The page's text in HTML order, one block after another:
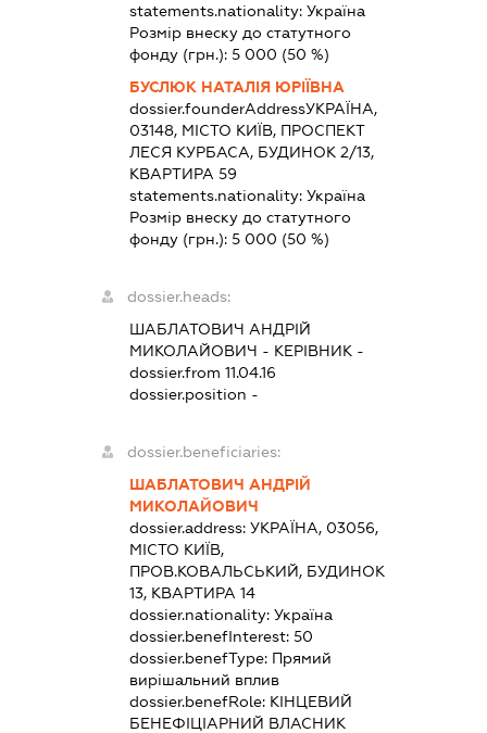
statements.nationality: Україна
Розмір внеску до статутного
фонду (грн.): 5 000 (50 %)
БУСЛЮК НАТАЛІЯ ЮРІЇВНА
dossier.founderAddressУКРАЇНА,
03148, МІСТО КИЇВ, ПРОСПЕКТ
ЛЕСЯ КУРБАСА, БУДИНОК 2/13,
КВАРТИРА 59
statements.nationality: Україна
Розмір внеску до статутного
фонду (грн.): 5 000 (50 %)
dossier.heads:
ШАБЛАТОВИЧ АНДРІЙ
МИКОЛАЙОВИЧ - КЕРІВНИК -
dossier.from 11.04.16
dossier.position -
dossier.beneficiaries:
ШАБЛАТОВИЧ АНДРІЙ
МИКОЛАЙОВИЧ
dossier.address: УКРАЇНА, 03056,
МІСТО КИЇВ,
ПРОВ.КОВАЛЬСЬКИЙ, БУДИНОК
13, КВАРТИРА 14
dossier.nationality: Україна
dossier.benefInterest: 50
dossier.benefType: Прямий
вирішальний вплив
dossier.benefRole: КІНЦЕВИЙ
БЕНЕФІЦІАРНИЙ ВЛАСНИК